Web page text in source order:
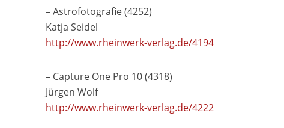
– Astrofotografie (4252)
Katja Seidel
http://www.rheinwerk-verlag.de/4194
– Capture One Pro 10 (4318)
Jürgen Wolf
http://www.rheinwerk-verlag.de/4222